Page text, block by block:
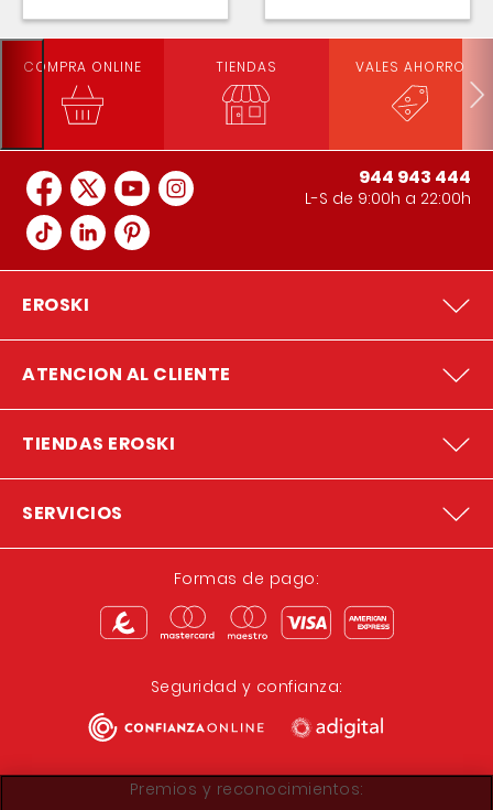
COMPRA ONLINE TIENDAS VALES AHORRO
944 943 444
L-S de 9:00h a 22:00h
EROSKI
ATENCION AL CLIENTE
TIENDAS EROSKI
SERVICIOS
Formas de pago:
Seguridad y confianza:
Premios y reconocimientos: